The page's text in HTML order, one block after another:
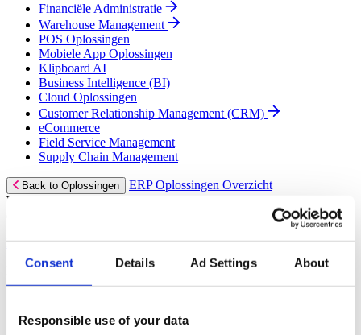
Consent Details Ad Settings About
Responsible use of your data
Financiële Administratie
Warehouse Management
POS Oplossingen
Mobiele App Oplossingen
Klipboard AI
Business Intelligence (BI)
Cloud Oplossingen
Customer Relationship Management (CRM)
eCommerce
Field Service Management
Supply Chain Management
Back to Oplossingen
ERP Oplossingen Overzicht
Wij bieden een reeks ERP-oplossingen, ontwikkeld over 45 jaar
Lees meer
Branchespecifieke ERP Oplossingen
Groothandel